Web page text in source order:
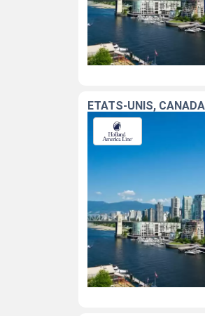
ÉTATS-UNIS, CANADA